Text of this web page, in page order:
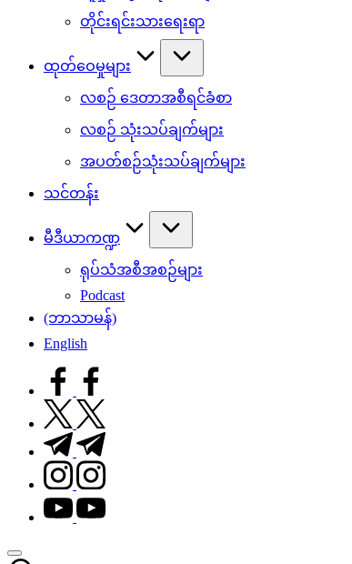
တိုင်းရင်းသားရေးရာ
ထုတ်ဝေမှုများ
လစဉ် ဒေတာအစီရင်ခံစာ
လစဉ် သုံးသပ်ချက်များ
အပတ်စဉ်သုံးသပ်ချက်များ
သင်တန်း
မီဒီယာကဏ္ဍ
ရုပ်သံအစီအစဉ်များ
Podcast
(ဘာသာမန်)
English
facebook.com
twitter.com
t.me
instagram.com
youtube.com